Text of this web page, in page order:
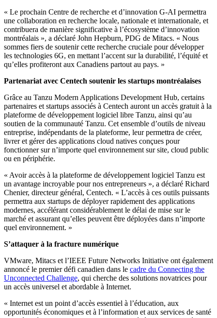
« Le prochain Centre de recherche et d’innovation G-AI permettra
une collaboration en recherche locale, nationale et internationale, et
contribuera de manière significative à l’écosystème d’innovation
montréalais », a déclaré John Hepburn, PDG de Mitacs. « Nous
sommes fiers de soutenir cette recherche cruciale pour développer
les technologies 6G, en mettant l’accent sur la durabilité, l’équité et
qu’elles profiteront aux Canadiens partout au pays. »
Partenariat avec Centech soutenir les startups montréalaises
Grâce au Tanzu Modern Applications Development Hub, certains
partenaires et startups associés à Centech auront un accès gratuit à la
plateforme de développement logiciel libre Tanzu, ainsi qu’au
soutien de la communauté Tanzu. Cet ensemble d’outils de niveau
entreprise, indépendants de la plateforme, leur permettra de créer,
livrer et gérer des applications cloud natives conçues pour
fonctionner sur n’importe quel environnement sur site, cloud public
ou en périphérie.
« Avoir accès à la plateforme de développement logiciel Tanzu est
un avantage incroyable pour nos entrepreneurs », a déclaré Richard
Chenier, directeur général, Centech. « L’accès à ces outils puissants
permettra aux startups de déployer rapidement des applications
modernes, accélérant considérablement le délai de mise sur le
marché et assurant qu’elles peuvent être déployées dans n’importe
quel environnement. »
S’attaquer à la fracture numérique
VMware, Mitacs et l’IEEE Future Networks Initiative ont également
annoncé le premier défi canadien dans le cadre du Connecting the
Unconnected Challenge, qui cherche des solutions novatrices pour
un accès universel et abordable à Internet.
« Internet est un point d’accès essentiel à l’éducation, aux
opportunités économiques et à l’information et aux services de santé